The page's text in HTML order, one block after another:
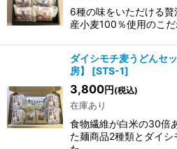
6種の味をいただける
産小麦100％使用のこだ
ダイシモチ麦うどんセ
房】
[STS-1]
3,800円 (税込)
在庫あり
食物繊維が白米の30倍
た麺商品2種類とダイ